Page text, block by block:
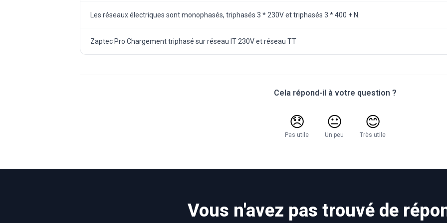
Les réseaux électriques sont monophasés, triphasés 3 * 230V et triphasés 3 * 400 + N.
Zaptec Pro Chargement triphasé sur réseau IT 230V et réseau TT
Cela répond-il à votre question ?
😞
Pas utile
😐
Un peu
😊
Très utile
Vous n'avez pas trouvé de